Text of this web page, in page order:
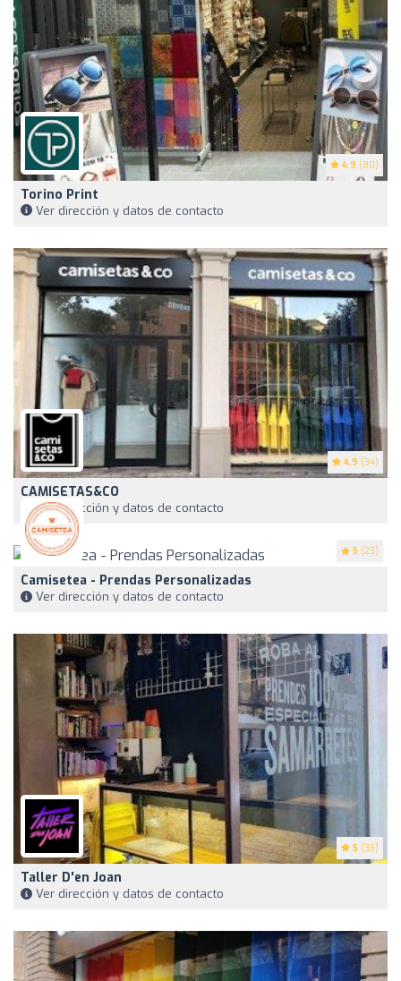
4.9 (80)
Torino Print
Ver dirección y datos de contacto
4.9 (34)
CAMISETAS&CO
Ver dirección y datos de contacto
5 (23)
Camisetea - Prendas Personalizadas
Ver dirección y datos de contacto
5 (33)
Taller D'en Joan
Ver dirección y datos de contacto